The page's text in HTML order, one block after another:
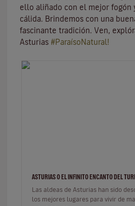
ello aliñado con el mejor fogón
cálida. Brindemos con una
fascinante tradición. Ven,
Asturias #ParaísoNatural!
ASTURIAS O EL INFINITO ENCANTO DEL
Las aldeas de Asturias han sido
los mejores lugares para vivir de